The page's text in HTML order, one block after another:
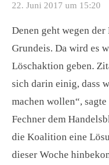
22. Juni 2017 um 15:20
Denen geht wegen
Grundeis. Da wird es
Löschaktion geben.
sich darin einig, dass
machen wollen“,
Fechner dem
die Koalition eine
dieser Woche